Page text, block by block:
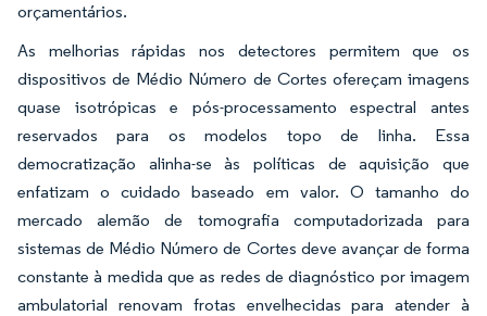
orçamentários.
As melhorias rápidas nos detectores permitem que os
dispositivos de Médio Número de Cortes ofereçam imagens
quase isotrópicas e pós-processamento espectral antes
reservados para os modelos topo de linha. Essa
democratização alinha-se às políticas de aquisição que
enfatizam o cuidado baseado em valor. O tamanho do
mercado alemão de tomografia computadorizada para
sistemas de Médio Número de Cortes deve avançar de forma
constante à medida que as redes de diagnóstico por imagem
ambulatorial renovam frotas envelhecidas para atender à